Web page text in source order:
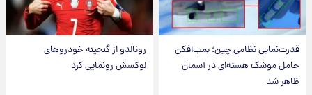
قدرت‌نمایی نظامی چین؛ بمب‌افکن
حامل موشک هسته‌ای در آسمان
ظاهر شد
رونالدو از گنجینه خودروهای
لوکسش رونمایی کرد